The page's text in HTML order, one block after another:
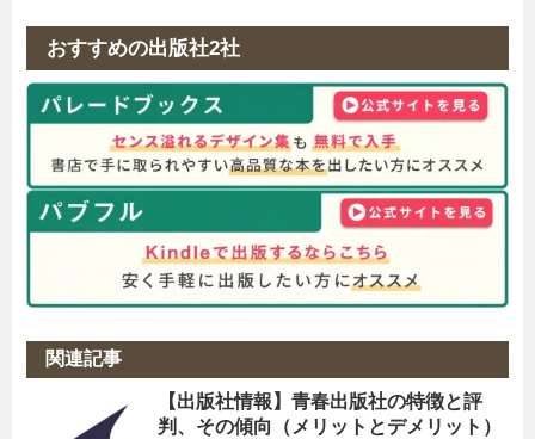
おすすめの出版社2社
関連記事
【出版社情報】青春出版社の特徴と評
判、その傾向（メリットとデメリット）